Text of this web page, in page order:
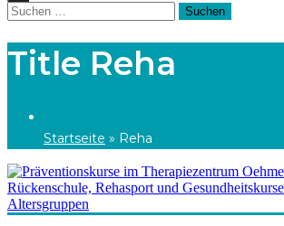
Title Reha
Startseite » Reha